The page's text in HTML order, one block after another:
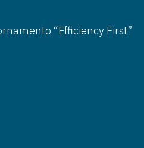
“Efficiency First”